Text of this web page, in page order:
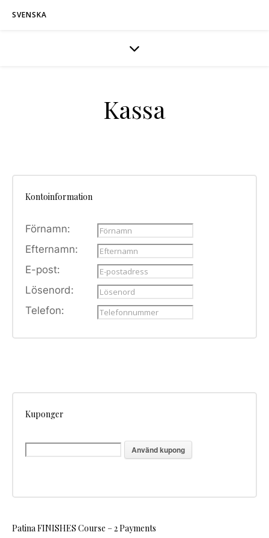
SVENSKA
Kassa
Kontoinformation
Förnamn:
Efternamn:
E-post:
Lösenord:
Telefon:
Kuponger
Använd kupong
Patina FINISHES Course – 2 Payments